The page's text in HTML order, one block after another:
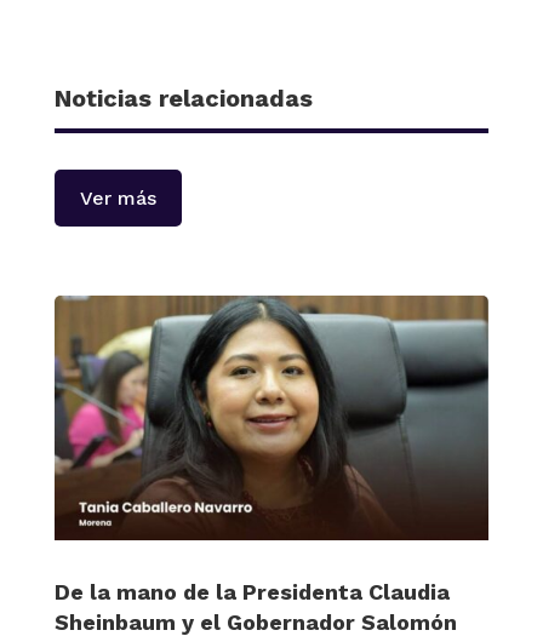
Noticias relacionadas
Ver más
De la mano de la Presidenta Claudia
Sheinbaum y el Gobernador Salomón